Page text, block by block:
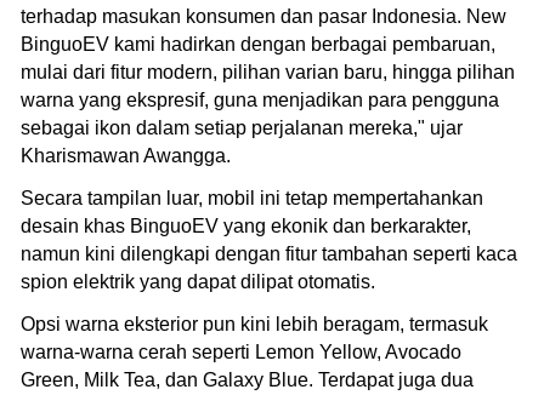
terhadap masukan konsumen dan pasar Indonesia. New
BinguoEV kami hadirkan dengan berbagai pembaruan,
mulai dari fitur modern, pilihan varian baru, hingga pilihan
warna yang ekspresif, guna menjadikan para pengguna
sebagai ikon dalam setiap perjalanan mereka," ujar
Kharismawan Awangga.
Secara tampilan luar, mobil ini tetap mempertahankan
desain khas BinguoEV yang ekonik dan berkarakter,
namun kini dilengkapi dengan fitur tambahan seperti kaca
spion elektrik yang dapat dilipat otomatis.
Opsi warna eksterior pun kini lebih beragam, termasuk
warna-warna cerah seperti Lemon Yellow, Avocado
Green, Milk Tea, dan Galaxy Blue. Terdapat juga dua